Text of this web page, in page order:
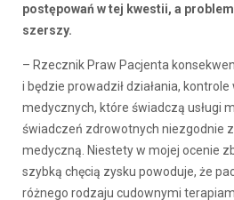
postępowań w tej kwestii, a
szerszy.
– Rzecznik Praw Pacjenta
i będzie prowadził działania,
medycznych, które świadczą usługi
świadczeń zdrowotnych niezgodnie
medyczną. Niestety w mojej ocenie
szybką chęcią zysku powoduje, że
różnego rodzaju cudownymi